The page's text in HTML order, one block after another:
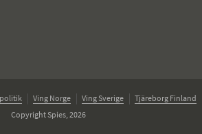
Ving Norge Ving Sverige
Tjäreborg Finland
Copyright Spies, 2026